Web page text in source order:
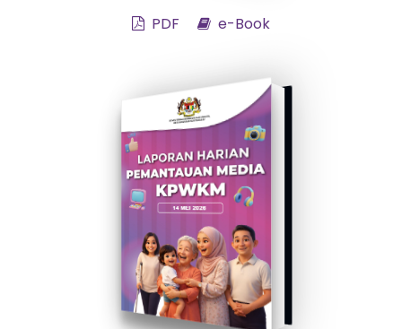
PDF
e-Book